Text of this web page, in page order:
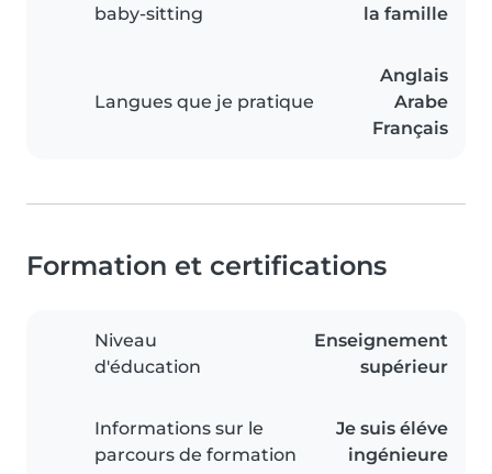
baby-sitting
la famille
Langues que je pratique
Anglais
Arabe
Français
Formation et certifications
Niveau
d'éducation
Enseignement
supérieur
Informations sur le
parcours de formation
Je suis éléve
ingénieure